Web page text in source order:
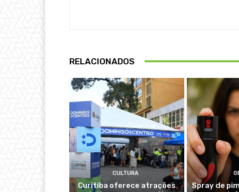
RELACIONADOS
CULTURA
Curitiba oferece atrações
Spray de